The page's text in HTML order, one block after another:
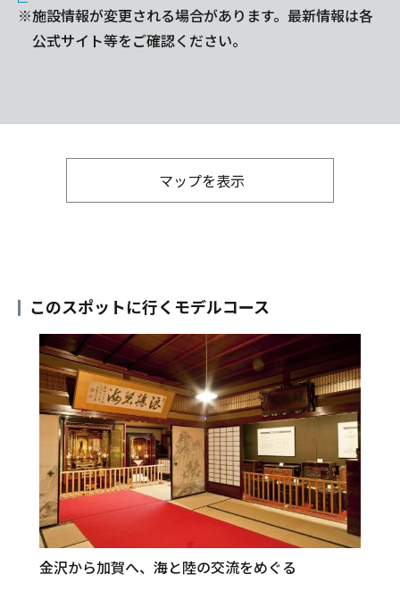
※施設情報が変更される場合があります。最新情報は各
公式サイト等をご確認ください。
マップを表示
このスポットに行くモデルコース
金沢から加賀へ、海と陸の交流をめぐる